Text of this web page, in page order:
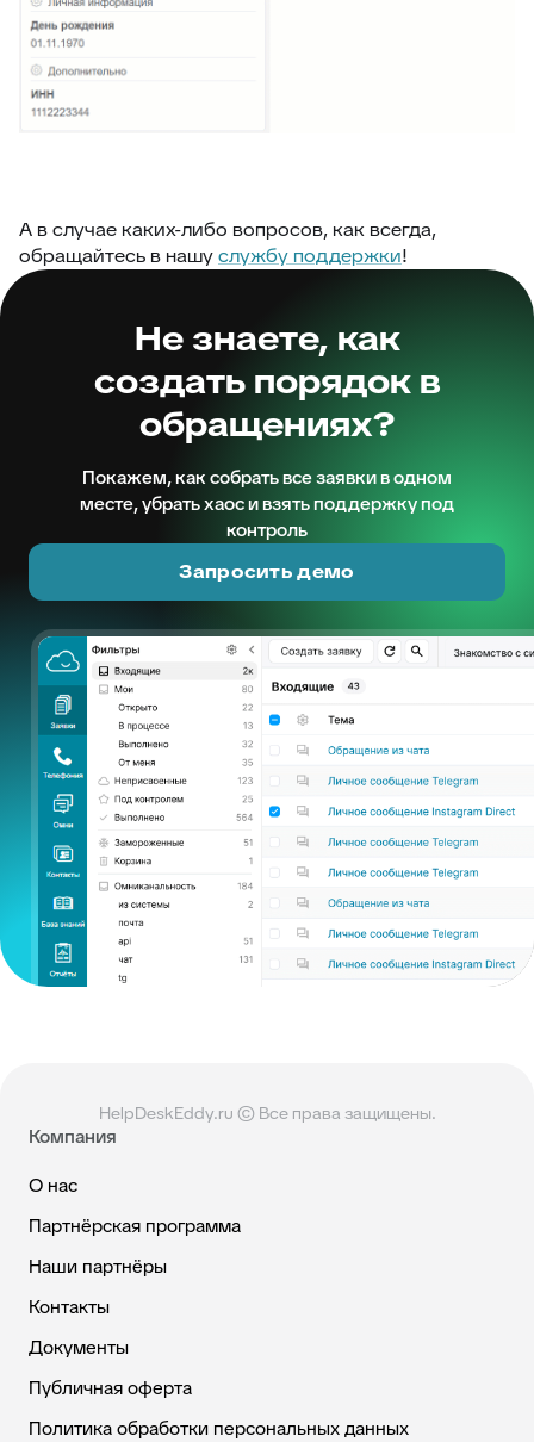
А в случае каких-либо вопросов, как всегда,
обращайтесь в нашуслужбу поддержки!
Не знаете, как
создать порядок в
обращениях?
Покажем, как собрать все заявки в одном
месте, убрать хаос и взять поддержку под
контроль
Запросить демо
HelpDeskEddy.ru © Все права защищены.
Компания
О нас
Партнёрская программа
Наши партнёры
Контакты
Документы
Публичная оферта
Политика обработки персональных данных